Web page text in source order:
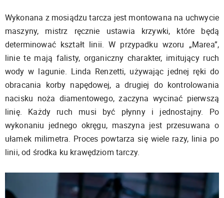
Wykonana z mosiądzu tarcza jest montowana na uchwycie
maszyny, mistrz ręcznie ustawia krzywki, które będą
determinować kształt linii. W przypadku wzoru „Marea”,
linie te mają falisty, organiczny charakter, imitujący ruch
wody w lagunie. Linda Renzetti, używając jednej ręki do
obracania korby napędowej, a drugiej do kontrolowania
nacisku noża diamentowego, zaczyna wycinać pierwszą
linię. Każdy ruch musi być płynny i jednostajny. Po
wykonaniu jednego okręgu, maszyna jest przesuwana o
ułamek milimetra. Proces powtarza się wiele razy, linia po
linii, od środka ku krawędziom tarczy.